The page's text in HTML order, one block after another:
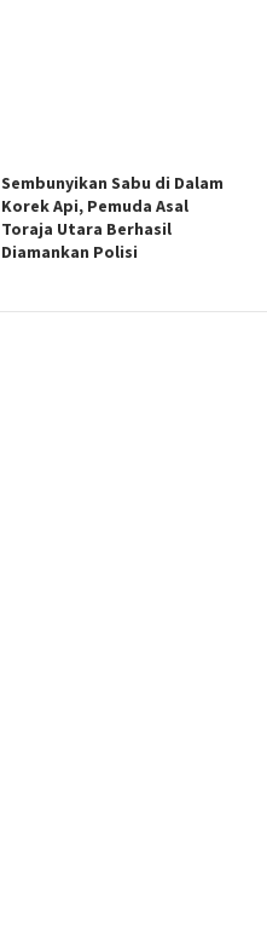
Sembunyikan Sabu di Dalam
Korek Api, Pemuda Asal
Toraja Utara Berhasil
Diamankan Polisi